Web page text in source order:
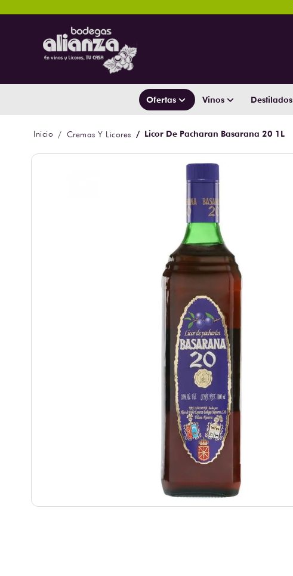
Ofertas Vinos Destilados
Cremas Y Licores Licor De Pacharan Basarana 20 1L